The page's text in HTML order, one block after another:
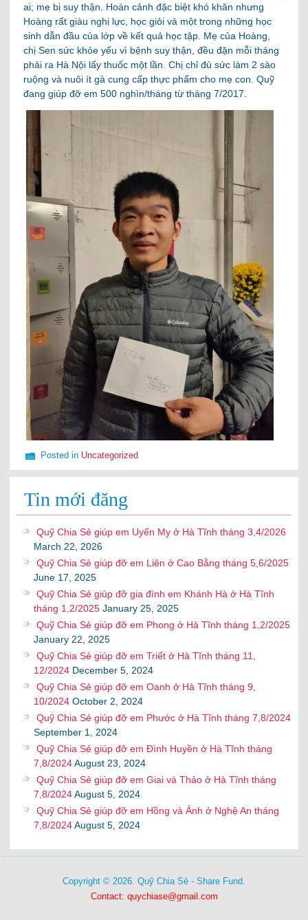
ai; mẹ bị suy thận. Hoàn cảnh đặc biệt khó khăn nhưng
Hoàng rất giàu nghị lực, học giỏi và một trong những học
sinh dẫn đầu của lớp về kết quả học tập. Mẹ của Hoàng,
chị Sen sức khỏe yếu vì bệnh suy thận, đều đặn mỗi tháng
phải ra Hà Nội lấy thuốc một lần. Chị chỉ đủ sức làm 2 sào
ruộng và nuôi ít gà cung cấp thực phẩm cho mẹ con. Quỹ
đang giúp đỡ em 500 nghìn/tháng từ tháng 7/2017.
Posted in Uncategorized
Tin mới đăng
Quỹ Chia Sẻ giúp em Uyển My ở Hà Tĩnh tháng 3,4/2026
March 22, 2026
Quỹ Chia Sẻ giúp đỡ em Liên ở Cao Bằng tháng 5,6/2025
June 17, 2025
Quỹ Chia Sẻ giúp đỡ gia đình em Khánh Hà ở Hà Tĩnh
tháng 1,2/2025 January 25, 2025
Quỹ Chia Sẻ giúp đỡ em Phong ở Hà Tĩnh tháng 1,2/2025
January 22, 2025
Quỹ Chia Sẻ giúp đỡ em Triết ở Hà Tĩnh tháng 11,
12/2024 December 5, 2024
Quỹ Chia Sẻ giúp đỡ em Oanh ở Hà Tĩnh tháng 9,
10/2024 October 2, 2024
Quỹ Chia Sẻ giúp đỡ em Phước ở Hà Tĩnh tháng 7,8/2024
September 1, 2024
Quỹ Chia Sẻ giúp đỡ em Đình Huyền ở Hà Tĩnh tháng
7,8/2024 August 23, 2024
Quỹ Chia Sẻ giúp đỡ em Giai và Thảo ở Hà Tĩnh tháng
7,8/2024 August 5, 2024
Quỹ Chia Sẻ giúp đỡ em Hồng và Ánh ở Nghệ An tháng
7,8/2024 August 5, 2024
Copyright © 2026. Quỹ Chia Sẻ - Share Fund.
Contact: quychiase@gmail.com